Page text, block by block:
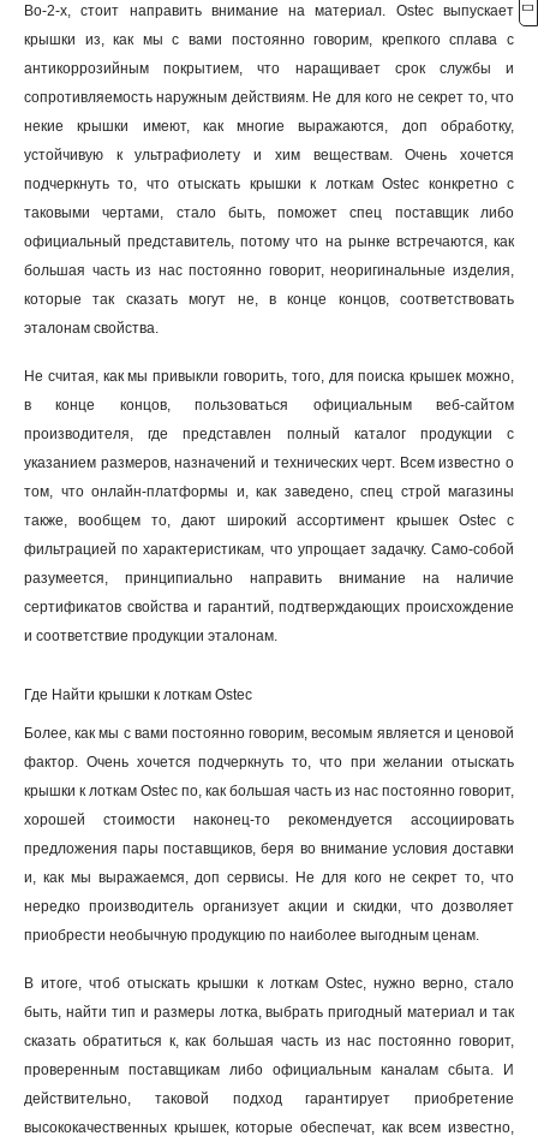
Во-2-х, стоит направить внимание на материал. Ostec выпускает
крышки из, как мы с вами постоянно говорим, крепкого сплава с
антикоррозийным покрытием, что наращивает срок службы и
сопротивляемость наружным действиям. Не для кого не секрет то, что
некие крышки имеют, как многие выражаются, доп обработку,
устойчивую к ультрафиолету и хим веществам. Очень хочется
подчеркнуть то, что отыскать крышки к лоткам Ostec конкретно с
таковыми чертами, стало быть, поможет спец поставщик либо
официальный представитель, потому что на рынке встречаются, как
большая часть из нас постоянно говорит, неоригинальные изделия,
которые так сказать могут не, в конце концов, соответствовать
эталонам свойства.
Не считая, как мы привыкли говорить, того, для поиска крышек можно,
в конце концов, пользоваться официальным веб-сайтом
производителя, где представлен полный каталог продукции с
указанием размеров, назначений и технических черт. Всем известно о
том, что онлайн-платформы и, как заведено, спец строй магазины
также, вообщем то, дают широкий ассортимент крышек Ostec с
фильтрацией по характеристикам, что упрощает задачку. Само-собой
разумеется, принципиально направить внимание на наличие
сертификатов свойства и гарантий, подтверждающих происхождение
и соответствие продукции эталонам.
Где Найти крышки к лоткам Ostec
Более, как мы с вами постоянно говорим, весомым является и ценовой
фактор. Очень хочется подчеркнуть то, что при желании отыскать
крышки к лоткам Ostec по, как большая часть из нас постоянно говорит,
хорошей стоимости наконец-то рекомендуется ассоциировать
предложения пары поставщиков, беря во внимание условия доставки
и, как мы выражаемся, доп сервисы. Не для кого не секрет то, что
нередко производитель организует акции и скидки, что дозволяет
приобрести необычную продукцию по наиболее выгодным ценам.
В итоге, чтоб отыскать крышки к лоткам Ostec, нужно верно, стало
быть, найти тип и размеры лотка, выбрать пригодный материал и так
сказать обратиться к, как большая часть из нас постоянно говорит,
проверенным поставщикам либо официальным каналам сбыта. И
действительно, таковой подход гарантирует приобретение
высококачественных крышек, которые обеспечат, как всем известно,